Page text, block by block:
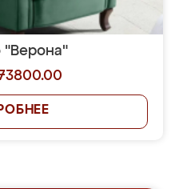
"Верона"